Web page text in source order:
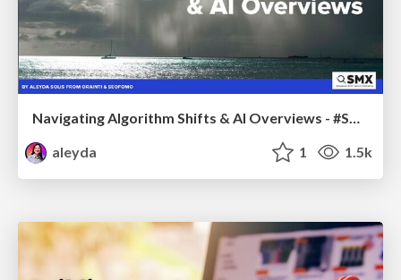
Navigating Algorithm Shifts & AI Overviews - #SMXNext
aleyda
1 1.5k